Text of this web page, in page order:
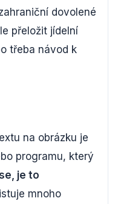
dovolené
přeložit jídelní
třeba návod k
na obrázku je
programu, který
je to
mnoho